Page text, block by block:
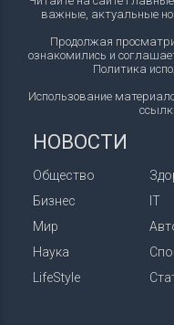
важные, актуальные
Продолжая
ознакомились и
Политика
Использование
НОВОСТИ
Общество
Бизнес
Мир
Наука
LifeStyle
IT